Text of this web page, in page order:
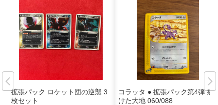
拡張パック ロケット団の逆襲 3
枚セット
コラッタ ● 拡張パック第4弾 裂
けた大地 060/088